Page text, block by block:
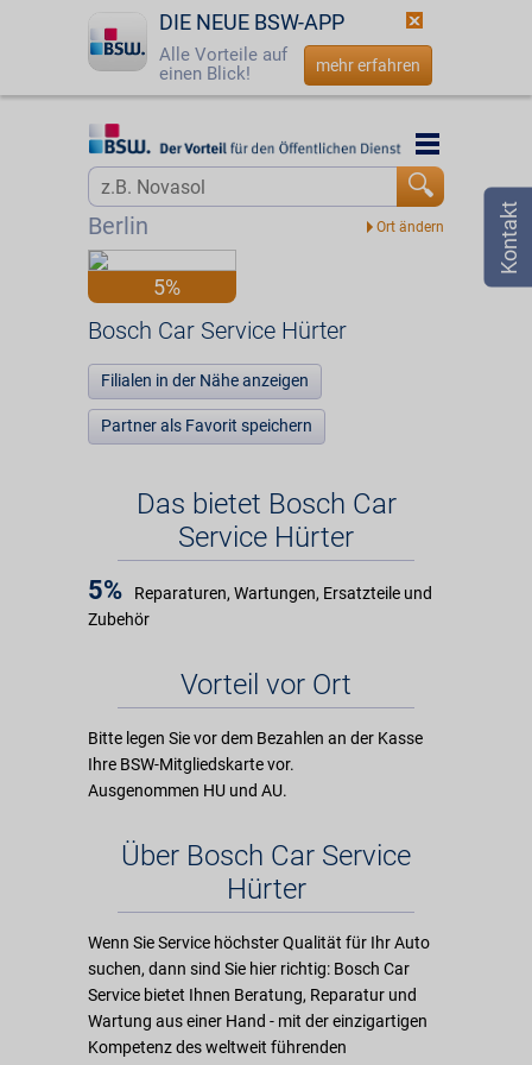
DIE NEUE BSW-APP
Alle Vorteile auf
einen Blick!
mehr erfahren
Startseite
Login
Berlin
Startseite
5%
Bosch Car Service Hürter
Filialen in der Nähe anzeigen
Partner als Favorit speichern
Das bietet Bosch Car
Service Hürter
5%
Reparaturen, Wartungen, Ersatzteile und
Zubehör
Vorteil vor Ort
Bitte legen Sie vor dem Bezahlen an der Kasse
Ihre BSW-Mitgliedskarte vor.
Ausgenommen HU und AU.
Über Bosch Car Service
Hürter
Wenn Sie Service höchster Qualität für Ihr Auto
suchen, dann sind Sie hier richtig: Bosch Car
Service bietet Ihnen Beratung, Reparatur und
Wartung aus einer Hand - mit der einzigartigen
Kompetenz des weltweit führenden